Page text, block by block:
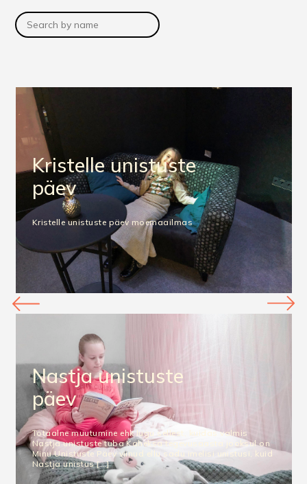
Kristelle unistuste
päev
Kristelle unistuste päev moemaailmas
Nastja unistuste
päev
Totaalne muutumine ehk lugu sellest, kuidas valmis
Nastja unistuste tuba Kaheksa tegevusaasta jooksul on
Minu Unistuste Päev viinud ellu sadu imelisi unistusi, kuid
Nastja unistus […]